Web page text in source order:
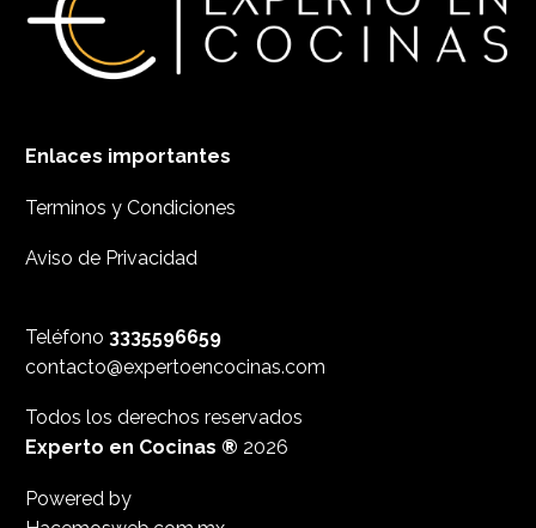
Enlaces importantes
Terminos y Condiciones
Aviso de Privacidad
Teléfono 3335596659
contacto@expertoencocinas.com
Todos los derechos reservados
Experto en Cocinas ® 2026
Powered by